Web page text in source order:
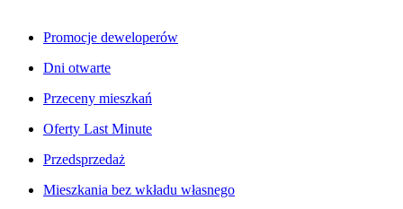
Promocje deweloperów
Dni otwarte
Przeceny mieszkań
Oferty Last Minute
Przedsprzedaż
Mieszkania bez wkładu własnego